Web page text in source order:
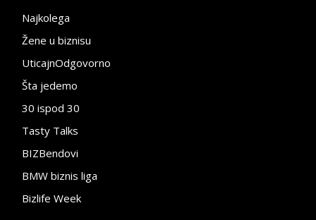
Najkolega
Žene u biznisu
UticajnOdgovorno
Šta jedemo
30 ispod 30
Tasty Talks
BIZBendovi
BMW biznis liga
Bizlife Week